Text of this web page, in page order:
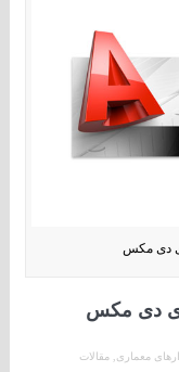
دی مکس
دی مکس
معماری مقالات